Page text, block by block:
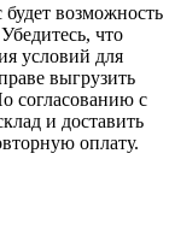
будет возможность
что
условий для
выгрузить
согласованию с
и доставить
оплату.